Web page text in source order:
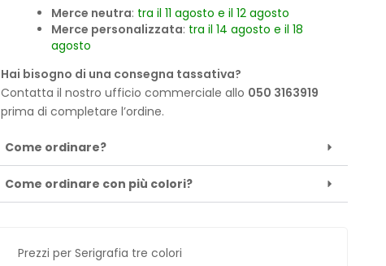
Merce neutra: tra il 11 agosto e il 12 agosto
Merce personalizzata: tra il 14 agosto e il 18
agosto
Hai bisogno di una consegna tassativa?
Contatta il nostro ufficio commerciale allo 050 3163919
prima di completare l’ordine.
Come ordinare?
Come ordinare con più colori?
Prezzi per Serigrafia tre colori